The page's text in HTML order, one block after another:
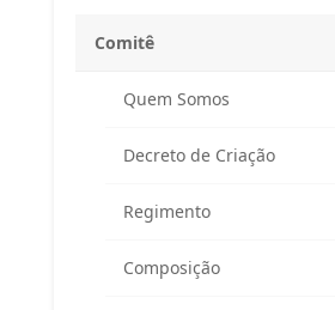
Comitê
Quem Somos
Decreto de Criação
Regimento
Composição